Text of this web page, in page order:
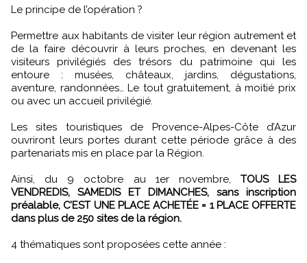
Le principe de l’opération ?
Permettre aux habitants de visiter leur région autrement et
de la faire découvrir à leurs proches, en devenant les
visiteurs privilégiés des trésors du patrimoine qui les
entoure : musées, châteaux, jardins, dégustations,
aventure, randonnées… Le tout gratuitement, à moitié prix
ou avec un accueil privilégié.
Les sites touristiques de Provence-Alpes-Côte d’Azur
ouvriront leurs portes durant cette période grâce à des
partenariats mis en place par la Région.
Ainsi, du 9 octobre au 1er novembre, TOUS LES
VENDREDIS, SAMEDIS ET DIMANCHES, sans inscription
préalable, C’EST UNE PLACE ACHETÉE = 1 PLACE OFFERTE
dans plus de 250 sites de la région.
4 thématiques sont proposées cette année :